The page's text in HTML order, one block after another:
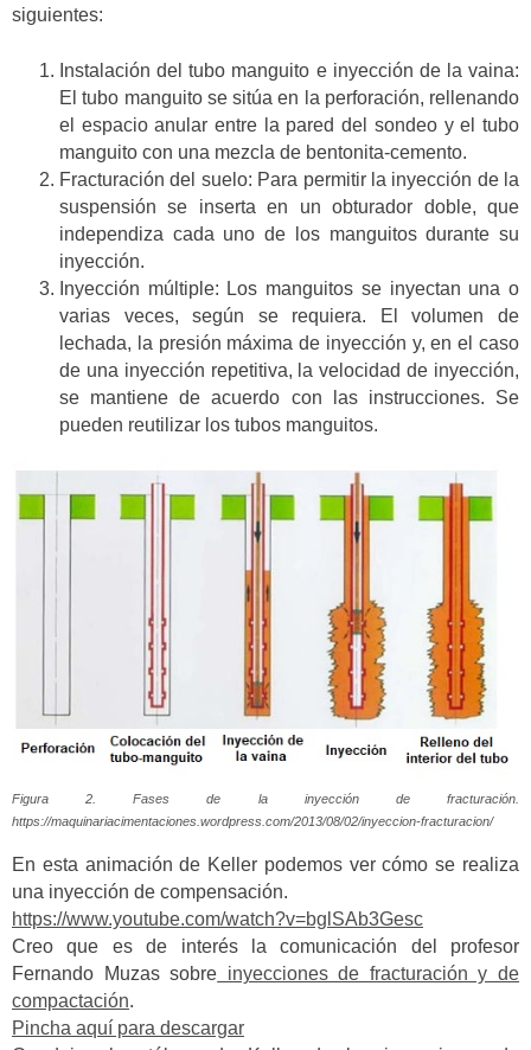
siguientes:
Instalación del tubo manguito e inyección de la vaina:
El tubo manguito se sitúa en la perforación, rellenando
el espacio anular entre la pared del sondeo y el tubo
manguito con una mezcla de bentonita-cemento.
Fracturación del suelo: Para permitir la inyección de la
suspensión se inserta en un obturador doble, que
independiza cada uno de los manguitos durante su
inyección.
Inyección múltiple: Los manguitos se inyectan una o
varias veces, según se requiera. El volumen de
lechada, la presión máxima de inyección y, en el caso
de una inyección repetitiva, la velocidad de inyección,
se mantiene de acuerdo con las instrucciones. Se
pueden reutilizar los tubos manguitos.
Figura 2. Fases de la inyección de fracturación.
https://maquinariacimentaciones.wordpress.com/2013/08/02/inyeccion-fracturacion/
En esta animación de Keller podemos ver cómo se realiza
una inyección de compensación.
https://www.youtube.com/watch?v=bglSAb3Gesc
Creo que es de interés la comunicación del profesor
Fernando Muzas sobre inyecciones de fracturación y de
compactación.
Pincha aquí para descargar